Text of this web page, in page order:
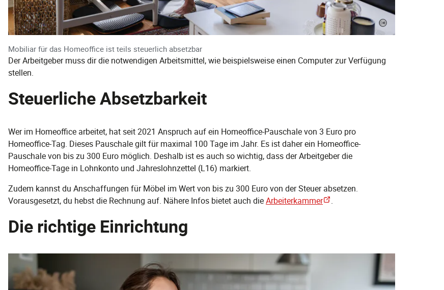
©
Mobiliar für das Homeoffice ist teils steuerlich absetzbar
Der Arbeitgeber muss dir die notwendigen Arbeitsmittel, wie beispielsweise einen Computer zur Verfügung
stellen.
Steuerliche Absetzbarkeit
Wer im Homeoffice arbeitet, hat seit 2021 Anspruch auf ein Homeoffice-Pauschale von 3 Euro pro
Homeoffice-Tag. Dieses Pauschale gilt für maximal 100 Tage im Jahr. Es ist daher ein Homeoffice-
Pauschale von bis zu 300 Euro möglich. Deshalb ist es auch so wichtig, dass der Arbeitgeber die
Homeoffice-Tage in Lohnkonto und Jahreslohnzettel (L16) markiert.
Zudem kannst du Anschaffungen für Möbel im Wert von bis zu 300 Euro von der Steuer absetzen.
Vorausgesetzt, du hebst die Rechnung auf. Nähere Infos bietet auch dieArbeiterkammer .
Die richtige Einrichtung